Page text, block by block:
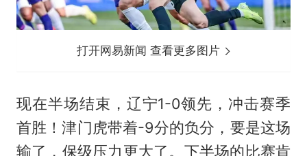
打开网易新闻 查看更多图片
现在半场结束，辽宁1-0领先，冲击赛季
首胜！津门虎带着-9分的负分，要是这场
输了，保级压力更大了。下半场的比赛肯